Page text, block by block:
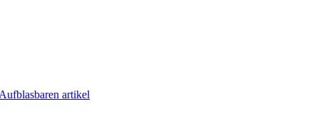
Aufblasbaren artikel